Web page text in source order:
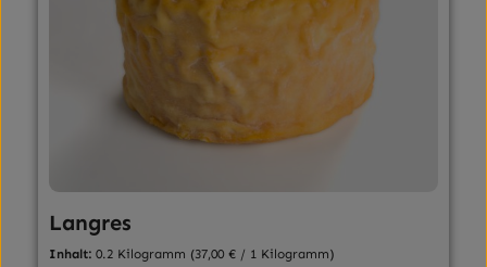
Langres
Inhalt:0.2 Kilogramm (37,00 € / 1 Kilogramm)